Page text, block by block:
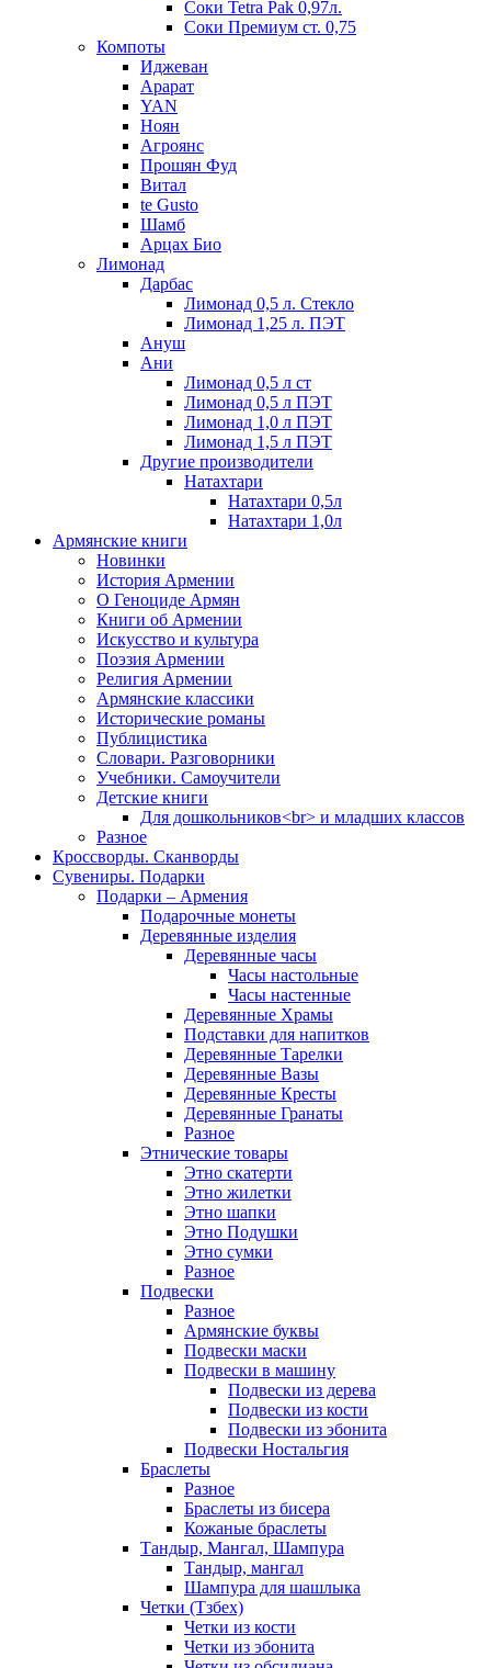
Соки Tetra Pak 0,97л.
Соки Премиум ст. 0,75
Компоты
Иджеван
Арарат
YAN
Ноян
Агроянс
Прошян Фуд
Витал
te Gusto
Шамб
Арцах Био
Лимонад
Дарбас
Лимонад 0,5 л. Стекло
Лимонад 1,25 л. ПЭТ
Ануш
Ани
Лимонад 0,5 л ст
Лимонад 0,5 л ПЭТ
Лимонад 1,0 л ПЭТ
Лимонад 1,5 л ПЭТ
Другие производители
Натахтари
Натахтари 0,5л
Натахтари 1,0л
Армянские книги
Новинки
История Армении
О Геноциде Армян
Книги об Армении
Иcкусство и культура
Поэзия Армении
Религия Армении
Армянские классики
Исторические романы
Публицистика
Словари. Разговорники
Учебники. Самоучители
Детские книги
Для дошкольников<br> и младших классов
Разное
Кроссворды. Сканворды
Сувениры. Подарки
Подарки – Армения
Подарочные монеты
Деревянные изделия
Деревянные часы
Часы настольные
Часы настенные
Деревянные Храмы
Подставки для напитков
Деревянные Тарелки
Деревянные Вазы
Деревянные Кресты
Деревянные Гранаты
Разное
Этнические товары
Этно скатерти
Этно жилетки
Этно шапки
Этно Подушки
Этно сумки
Разное
Подвески
Разное
Армянские буквы
Подвески маски
Подвески в машину
Подвески из дерева
Подвески из кости
Подвески из эбонита
Подвески Ностальгия
Браслеты
Разное
Браслеты из бисера
Кожаные браслеты
Тандыр, Мангал, Шампура
Тандыр, мангал
Шампура для шашлыка
Четки (Тзбех)
Четки из кости
Четки из эбонита